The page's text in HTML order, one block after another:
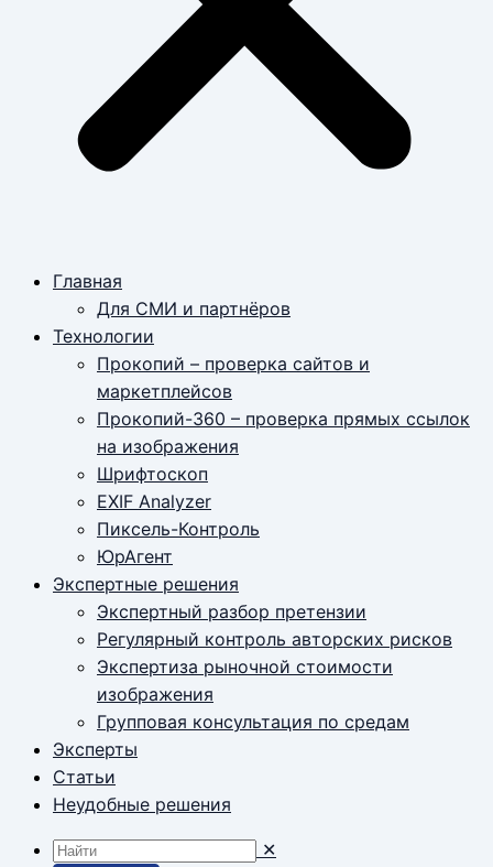
Главная
Для СМИ и партнёров
Технологии
Прокопий – проверка сайтов и
маркетплейсов
Прокопий-360 – проверка прямых ссылок
на изображения
Шрифтоскоп
EXIF Analyzer
Пиксель-Контроль
ЮрАгент
Экспертные решения
Экспертный разбор претензии
Регулярный контроль авторских рисков
Экспертиза рыночной стоимости
изображения
Групповая консультация по средам
Эксперты
Статьи
Неудобные решения
✕